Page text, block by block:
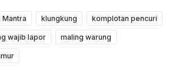
Mantra klungkung komplotan pencuri
wajib lapor maling warung